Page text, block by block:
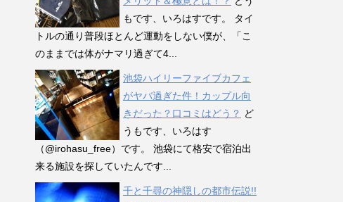
もです、いろはすです。 タイ
トルの通り普段ほとんど運動をしない僕が、「こ
のままでは体がナマリ過ぎて4...
池袋ハイリーファイブカフェ
がヤバ過ぎた件！カップル向
きだった？口コミはどう？ ど
うもです、いろはす
（@irohasu_free）です。 池袋にて格安で宿泊出
来る施設を探していたんです...
千と千尋の神隠しの都市伝説!!